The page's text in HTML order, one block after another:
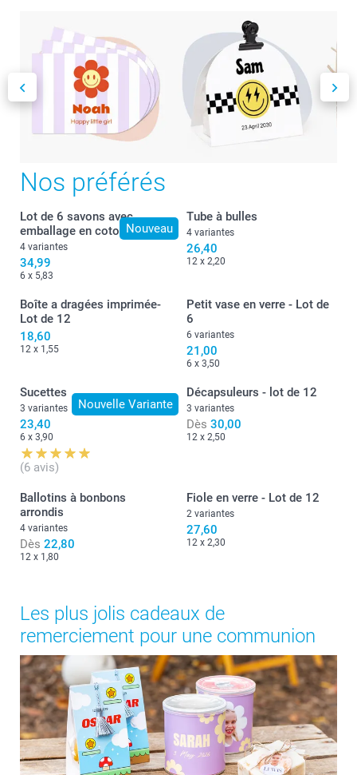
Nos préférés
Nouveau
Lot de 6 savons avec
emballage en coton
4 variantes
34,99
6 x 5,83
Tube à bulles
4 variantes
26,40
12 x 2,20
Boîte a dragées imprimée-
Lot de 12
18,60
12 x 1,55
Petit vase en verre - Lot de
6
6 variantes
21,00
6 x 3,50
Nouvelle Variante
Sucettes
3 variantes
23,40
6 x 3,90
(6 avis)
Décapsuleurs - lot de 12
3 variantes
Dès 30,00
12 x 2,50
Ballotins à bonbons
arrondis
4 variantes
Dès 22,80
12 x 1,80
Fiole en verre - Lot de 12
2 variantes
27,60
12 x 2,30
Les plus jolis cadeaux de
remerciement pour une communion